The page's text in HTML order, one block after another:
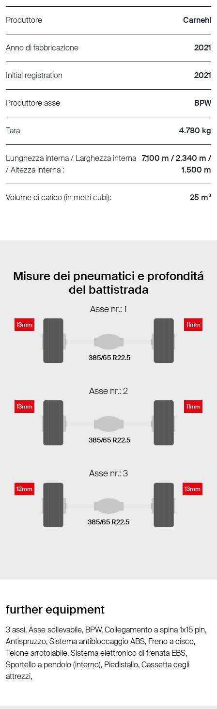
Produttore Carnehl
Anno di fabbricazione 2021
Initial registration 2021
Produttore asse BPW
Tara 4.780 kg
Lunghezza interna / Larghezza interna
/ Altezza interna :
7.100 m / 2.340 m /
1.500 m
Volume di carico (in metri cubi): 25 m³
Misure dei pneumatici e profonditá
del battistrada
Asse nr.: 1
13mm
385/65 R22.5
11mm
Asse nr.: 2
13mm
385/65 R22.5
11mm
Asse nr.: 3
12mm
385/65 R22.5
13mm
further equipment
3 assi, Asse sollevabile, BPW, Collegamento a spina 1x15 pin,
Antispruzzo, Sistema antibloccaggio ABS, Freno a disco,
Telone arrotolabile, Sistema elettronico di frenata EBS,
Sportello a pendolo (interno), Piedistallo, Cassetta degli
attrezzi,